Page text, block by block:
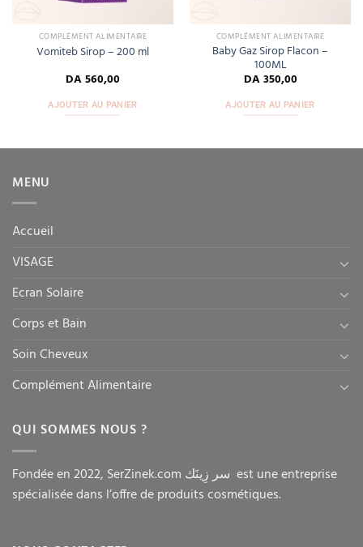
COMPLÉMENT ALIMENTAIRE
Vomiteb Sirop – 200 ml
DA560,00
AJOUTER AU PANIER
COMPLÉMENT ALIMENTAIRE
Baby Gaz Sirop Flacon –
100ML
DA350,00
AJOUTER AU PANIER
MENU
Accueil
VISAGE
Ecran Solaire
Corps et Bain
Soin Cheveux
Complément Alimentaire
QUI SOMMES NOUS ?
Fondée en 2022, SerZinek.com سر زِينَك est une entreprise
spécialisée dans l’offre de produits cosmétiques.